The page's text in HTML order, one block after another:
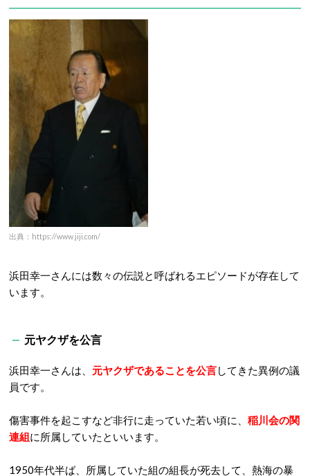
出典：https://www.jiji.com/
浜田幸一さんには数々の伝説と呼ばれるエピソードが存在して
います。
元ヤクザを公言
浜田幸一さんは、 元ヤクザであることを公言してきた異例の議
員です。
傷害事件を起こすなど非行に走っていた若い頃に、 稲川会の関
連組に所属していたといいます。
1950年代半ば、所属していた組の組長が死去して、熱海の暴